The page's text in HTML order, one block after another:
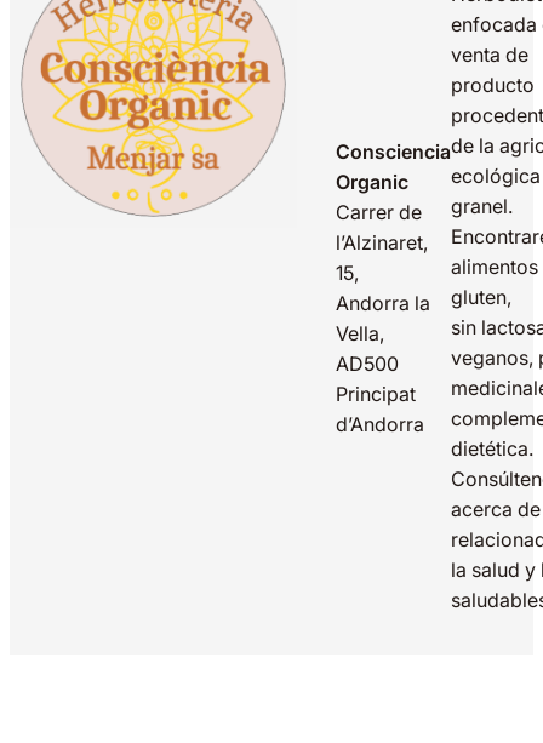
Consciencia
Organic
Carrer de
l’Alzinaret,
15,
Andorra la
Vella,
AD500
Principat
d’Andorra
enfocada
venta de
producto
de la
granel.
alimentos
gluten,
sin
veganos,
dietética.
acerca
la salud y